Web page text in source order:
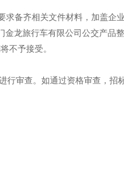
求备齐相关文件材料，加盖企
龙旅行车有限公司公交产品
不予接受。
行审查。如通过资格审查，